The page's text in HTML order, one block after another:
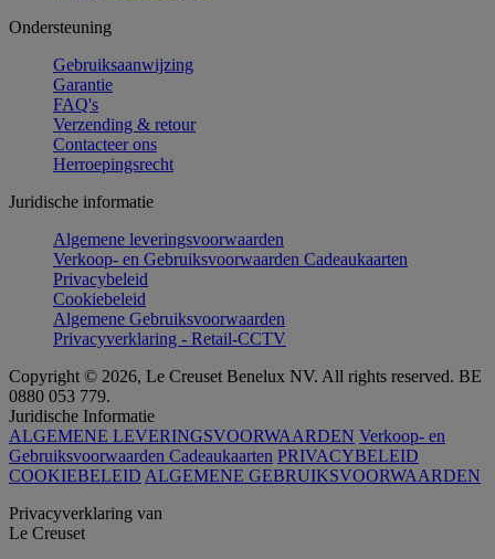
Ondersteuning
Gebruiksaanwijzing
Garantie
FAQ's
Verzending & retour
Contacteer ons
Herroepingsrecht
Juridische informatie
Algemene leveringsvoorwaarden
Verkoop- en Gebruiksvoorwaarden Cadeaukaarten
Privacybeleid
Cookiebeleid
Algemene Gebruiksvoorwaarden
Privacyverklaring - Retail-CCTV
Copyright © 2026, Le Creuset Benelux NV. All rights reserved. BE
0880 053 779.
Juridische Informatie
ALGEMENE LEVERINGSVOORWAARDEN Verkoop- en
Gebruiksvoorwaarden Cadeaukaarten PRIVACYBELEID
COOKIEBELEID ALGEMENE GEBRUIKSVOORWAARDEN
Privacyverklaring van
Le Creuset